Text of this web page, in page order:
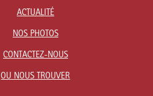
ACTUALITÉ
NOS PHOTOS
CONTACTEZ-NOUS
OU NOUS TROUVER